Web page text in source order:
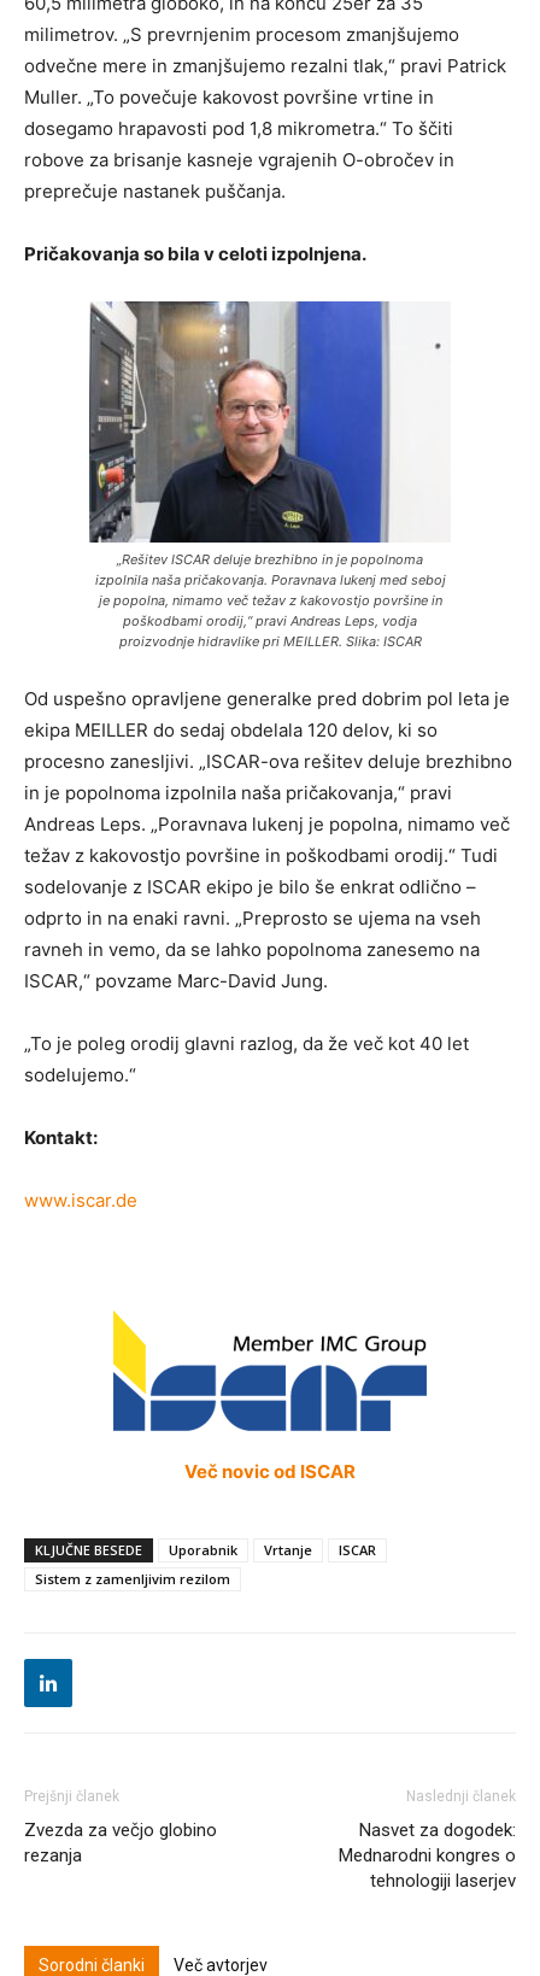
milimetrov. „S prevrnjenim procesom zmanjšujemo
odvečne mere in zmanjšujemo rezalni tlak,“ pravi Patrick
Muller. „To povečuje kakovost površine vrtine in
dosegamo hrapavosti pod 1,8 mikrometra.“ To ščiti
robove za brisanje kasneje vgrajenih O-obročev in
preprečuje nastanek puščanja.
Pričakovanja so bila v celoti izpolnjena.
„Rešitev ISCAR deluje brezhibno in je popolnoma
izpolnila naša pričakovanja. Poravnava lukenj med seboj
je popolna, nimamo več težav z kakovostjo površine in
poškodbami orodij,“ pravi Andreas Leps, vodja
proizvodnje hidravlike pri MEILLER. Slika: ISCAR
Od uspešno opravljene generalke pred dobrim pol leta je
ekipa MEILLER do sedaj obdelala 120 delov, ki so
procesno zanesljivi. „ISCAR-ova rešitev deluje brezhibno
in je popolnoma izpolnila naša pričakovanja,“ pravi
Andreas Leps. „Poravnava lukenj je popolna, nimamo več
težav z kakovostjo površine in poškodbami orodij.“ Tudi
sodelovanje z ISCAR ekipo je bilo še enkrat odlično –
odprto in na enaki ravni. „Preprosto se ujema na vseh
ravneh in vemo, da se lahko popolnoma zanesemo na
ISCAR,“ povzame Marc-David Jung.
„To je poleg orodij glavni razlog, da že več kot 40 let
sodelujemo.“
Kontakt:
www.iscar.de
Več novic od ISCAR
KLJUČNE BESEDE Uporabnik Vrtanje
ISCAR
Sistem z zamenljivim rezilom
Prejšnji članek
Zvezda za večjo globino
rezanja
Naslednji članek
Nasvet za dogodek:
Mednarodni kongres o
tehnologiji laserjev
Sorodni članki Več avtorjev